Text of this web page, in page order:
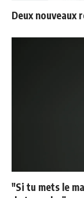
Deux
"Si tu mets le